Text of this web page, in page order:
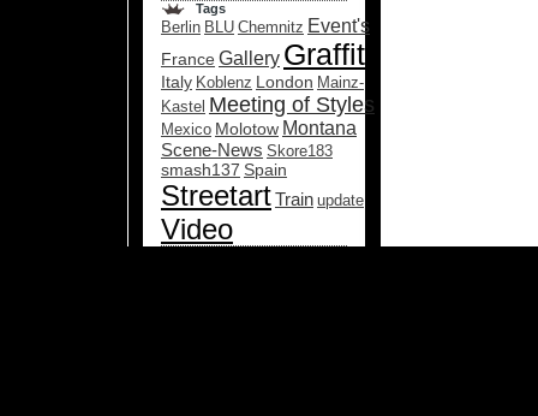
Tags
Berlin BLU Chemnitz Event's
FranceGallery Graffiti
Italy Koblenz London Mainz-
Kastel Meeting of Styles
Mexico Molotow Montana
Scene-News Skore183
smash137 Spain
StreetartTrain update
Video